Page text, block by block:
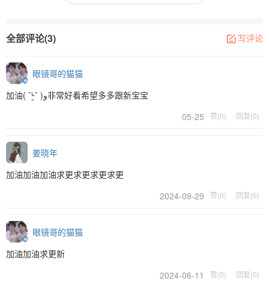
全部评论(3) 写评论
眼镜哥的猫猫
加油( ¯ᒡ̱¯ )و非常好看希望多多跟新宝宝
05-25
赞(0) 回复(0)
姜晓年
加油加油加油求更求更求更求更
2024-09-29
赞(0) 回复(0)
眼镜哥的猫猫
加油加油求更新
2024-06-11
赞(0) 回复(0)